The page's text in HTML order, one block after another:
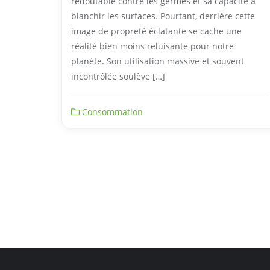
blanchir les surfaces. Pourtant, derrière cette
image de propreté éclatante se cache une
réalité bien moins reluisante pour notre
planète. Son utilisation massive et souvent
incontrôlée soulève […]
Consommation